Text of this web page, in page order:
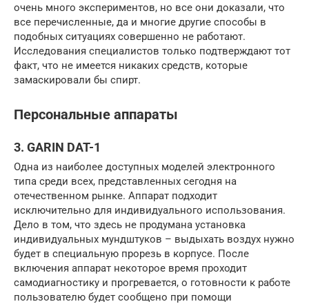
очень много экспериментов, но все они доказали, что
все перечисленные, да и многие другие способы в
подобных ситуациях совершенно не работают.
Исследования специалистов только подтверждают тот
факт, что не имеется никаких средств, которые
замаскировали бы спирт.
Персональные аппараты
3. GARIN DAT-1
Одна из наиболее доступных моделей электронного
типа среди всех, представленных сегодня на
отечественном рынке. Аппарат подходит
исключительно для индивидуального использования.
Дело в том, что здесь не продумана установка
индивидуальных мундштуков – выдыхать воздух нужно
будет в специальную прорезь в корпусе. После
включения аппарат некоторое время проходит
самодиагностику и прогревается, о готовности к работе
пользователю будет сообщено при помощи